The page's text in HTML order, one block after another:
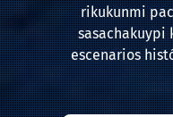
rikukunmi
sasachakuypi
escenarios